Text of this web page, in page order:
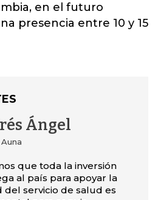
en el futuro
presencia entre 10 y 15
Ángel
que toda la inversión
al país para apoyar la
del servicio de salud es